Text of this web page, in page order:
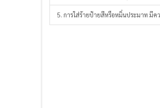
5. การใส่ร้ายป้ายสีหรือหมิ่นประมาท มี